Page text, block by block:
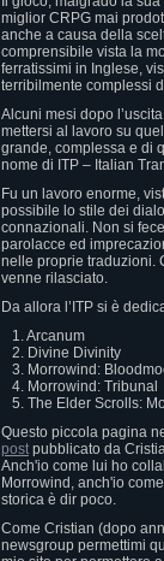
miglior CRPG mai
anche a causa della
comprensibile vista la
ferratissimi in Inglese,
terribilmente complessi
Alcuni mesi dopo
mettersi al lavoro su
grande, complessa e di
nome di ITP – Italian
Fu un lavoro enorme,
possibile lo stile dei
connazionali. Non si
parolacce ed
nelle proprie traduzioni.
venne rilasciato.
Da allora l’ITP si è
1. Arcanum
2. Divine Divinity
3. Morrowind:
4. Morrowind: Tribunal
5. The Elder Scrolls:
Questo piccola pagina
post pubblicato da
Anch'io come lui ho
Morrowind, anch'io
storica è dir poco.
Come Cristian (dopo
newsgroup permettimi